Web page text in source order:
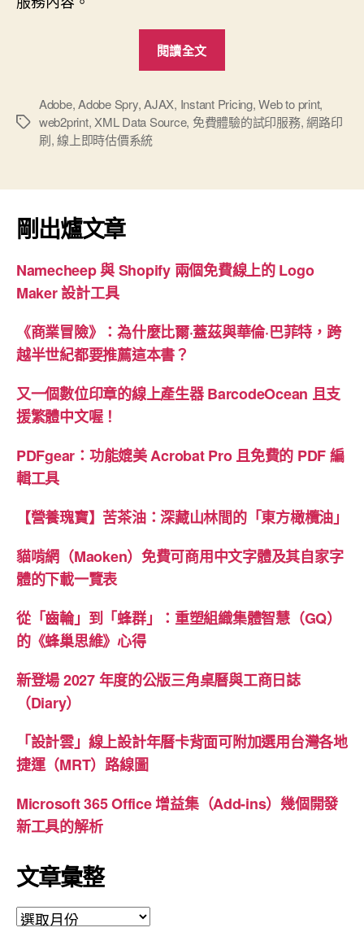
閱讀全文
價
系
線”
標
Adobe,Adobe Spry,AJAX, Instant Pricing,Web to print,
web2print,XML Data Source, 免費體驗的試印服務,網路印
刷,線上即時估價系統
剛出爐文章
Namecheep 與 Shopify 兩個免費線上的 Logo
Maker 設計工具
《商業冒險》：為什麼比爾·蓋茲與華倫·巴菲特，跨
越半世紀都要推薦這本書？
又一個數位印章的線上產生器 BarcodeOcean 且支
援繁體中文喔！
PDFgear：功能媲美 Acrobat Pro 且免費的 PDF 編
輯工具
【營養瑰寶】苦茶油：深藏山林間的「東方橄欖油」
貓啃網（Maoken）免費可商用中文字體及其自家字
體的下載一覽表
從「齒輪」到「蜂群」：重塑組織集體智慧（GQ）
的《蜂巢思維》心得
新登場 2027 年度的公版三角桌曆與工商日誌
（Diary）
「設計雲」線上設計年曆卡背面可附加選用台灣各地
捷運（MRT）路線圖
Microsoft 365 Office 增益集（Add-ins）幾個開發
新工具的解析
文章彙整
文